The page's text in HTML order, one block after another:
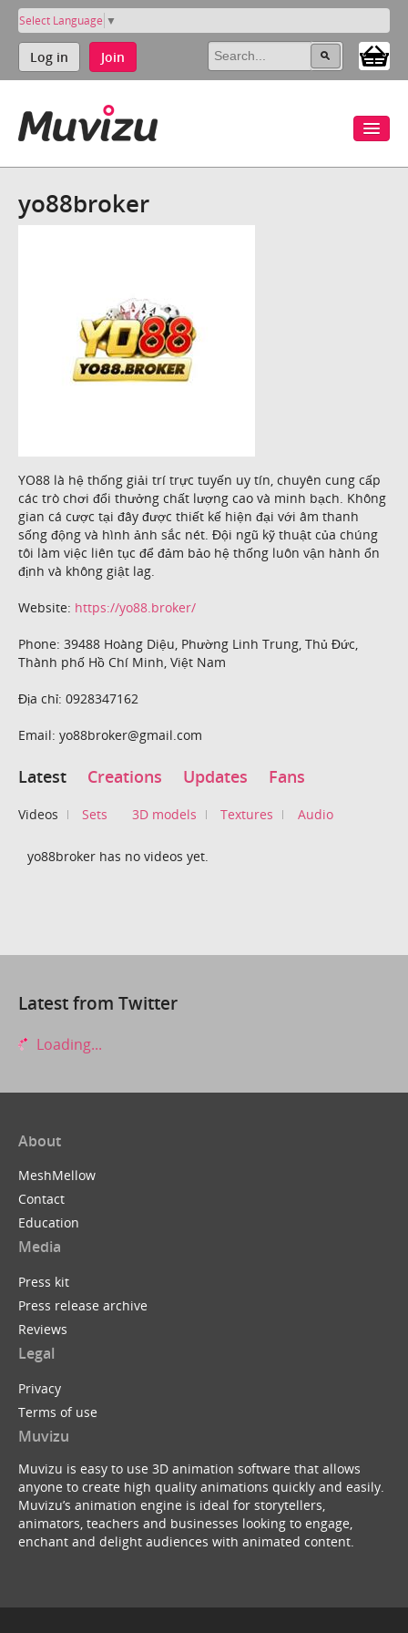
Select Language ▼
Log in Join
yo88broker
YO88 là hệ thống giải trí trực tuyến uy tín, chuyên cung cấp
các trò chơi đổi thưởng chất lượng cao và minh bạch. Không
gian cá cược tại đây được thiết kế hiện đại với âm thanh
sống động và hình ảnh sắc nét. Đội ngũ kỹ thuật của chúng
tôi làm việc liên tục để đảm bảo hệ thống luôn vận hành ổn
định và không giật lag.
Website: https://yo88.broker/
Phone: 39488 Hoàng Diệu, Phường Linh Trung, Thủ Đức,
Thành phố Hồ Chí Minh, Việt Nam
Địa chỉ: 0928347162
Email: yo88broker@gmail.com
Latest Creations Updates Fans
Videos Sets 3D models Textures Audio
yo88broker has no videos yet.
Latest from Twitter
Loading...
About
MeshMellow
Contact
Education
Media
Press kit
Press release archive
Reviews
Legal
Privacy
Terms of use
Muvizu
Muvizu is easy to use 3D animation software that allows
anyone to create high quality animations quickly and easily.
Muvizu’s animation engine is ideal for storytellers,
animators, teachers and businesses looking to engage,
enchant and delight audiences with animated content.